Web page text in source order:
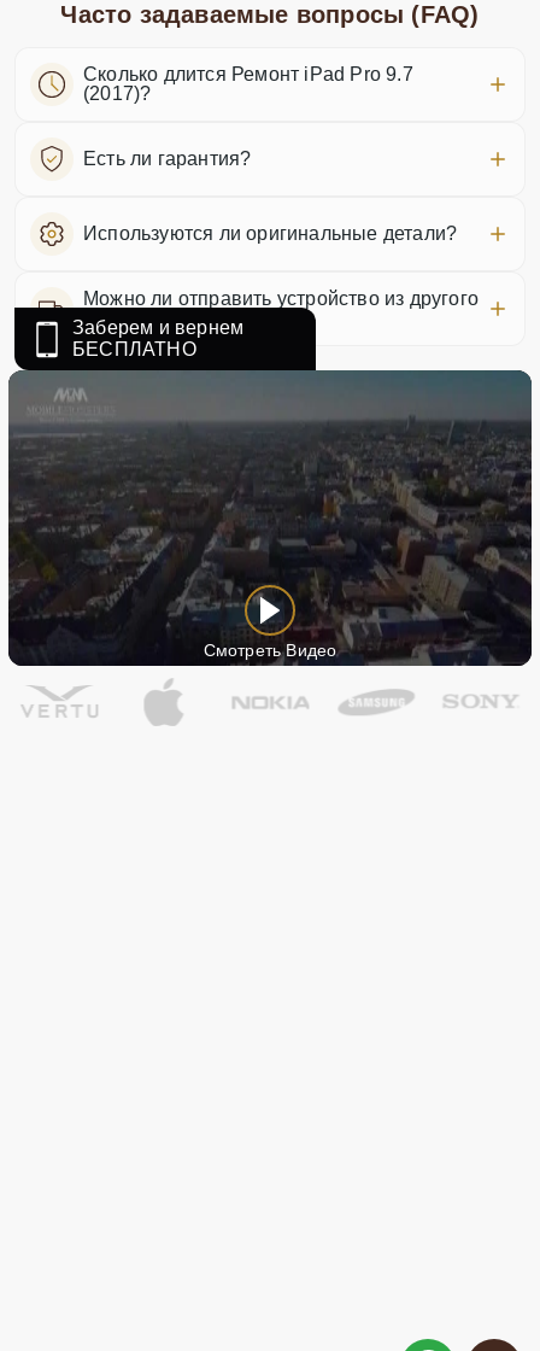
Часто задаваемые вопросы (FAQ)
Сколько длится Ремонт iPad Pro 9.7
(2017)?
Есть ли гарантия?
Используются ли оригинальные детали?
Можно ли отправить устройство из другого
города?
Заберем и вернем
БЕСПЛАТНО
Смотреть Видео